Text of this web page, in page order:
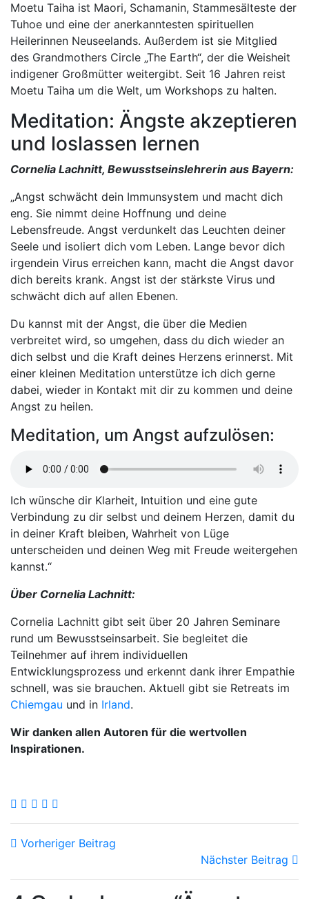
Moetu Taiha ist Maori, Schamanin, Stammesälteste der
Tuhoe und eine der anerkanntesten spirituellen
Heilerinnen Neuseelands. Außerdem ist sie Mitglied
des Grandmothers Circle „The Earth“, der die Weisheit
indigener Großmütter weitergibt. Seit 16 Jahren reist
Moetu Taiha um die Welt, um Workshops zu halten.
Meditation: Ängste akzeptieren
und loslassen lernen
Cornelia Lachnitt, Bewusstseinslehrerin aus Bayern:
„Angst schwächt dein Immunsystem und macht dich
eng. Sie nimmt deine Hoffnung und deine
Lebensfreude. Angst verdunkelt das Leuchten deiner
Seele und isoliert dich vom Leben. Lange bevor dich
irgendein Virus erreichen kann, macht die Angst davor
dich bereits krank. Angst ist der stärkste Virus und
schwächt dich auf allen Ebenen.
Du kannst mit der Angst, die über die Medien
verbreitet wird, so umgehen, dass du dich wieder an
dich selbst und die Kraft deines Herzens erinnerst. Mit
einer kleinen Meditation unterstütze ich dich gerne
dabei, wieder in Kontakt mit dir zu kommen und deine
Angst zu heilen.
Meditation, um Angst aufzulösen:
Ich wünsche dir Klarheit, Intuition und eine gute
Verbindung zu dir selbst und deinem Herzen, damit du
in deiner Kraft bleiben, Wahrheit von Lüge
unterscheiden und deinen Weg mit Freude weitergehen
kannst.“
Über Cornelia Lachnitt:
Cornelia Lachnitt gibt seit über 20 Jahren Seminare
rund um Bewusstseinsarbeit. Sie begleitet die
Teilnehmer auf ihrem individuellen
Entwicklungsprozess und erkennt dank ihrer Empathie
schnell, was sie brauchen. Aktuell gibt sie Retreats im
Chiemgau und in Irland.
Wir danken allen Autoren für die wertvollen
Inspirationen.
Vorheriger Beitrag
Nächster Beitrag